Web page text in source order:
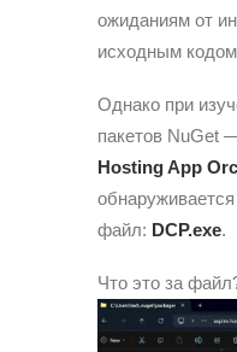
ожиданиям от
исходным
Однако при
пакетов NuGet
Hosting App
файл: DCP.exe.
Что это за